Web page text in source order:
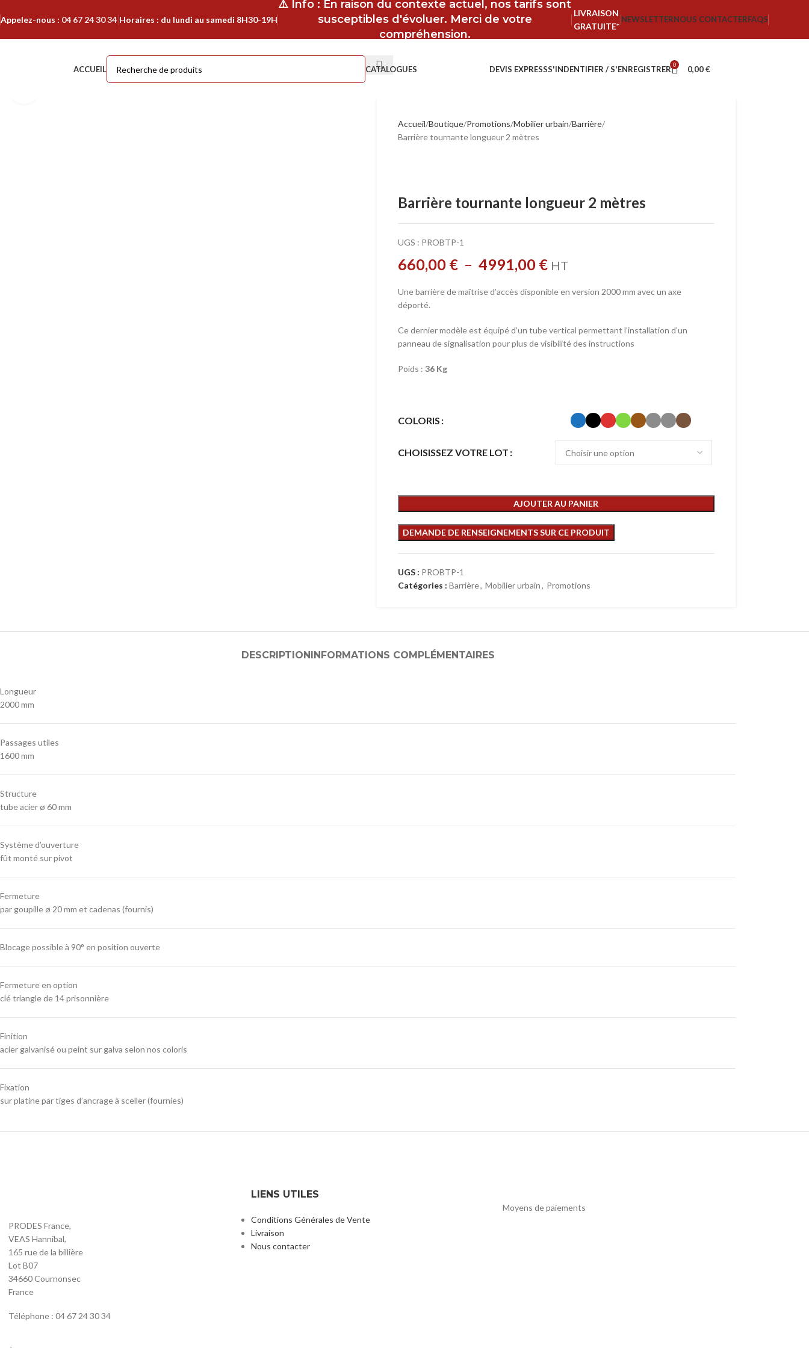
Appelez-nous : 04 67 24 30 34 Horaires : du lundi au samedi 8H30-19H
⚠️ Info : En raison du contexte actuel, nos tarifs sont
susceptibles d'évoluer. Merci de votre
compréhension.
LIVRAISON
GRATUITE*
NEWSLETTERNOUS CONTACTERFAQS
ACCUEIL CATALOGUES DEVIS EXPRESSS'INDENTIFIER / S'ENREGISTRER 0 0,00€
Accueil Boutique Promotions Mobilier urbain Barrière
Barrière tournante longueur 2 mètres
Barrière tournante longueur 2 mètres
UGS : PROBTP-1
660,00 € – 4991,00 € HT
Une barrière de maîtrise d’accès disponible en version 2000 mm avec un axe
déporté.
Ce dernier modèle est équipé d’un tube vertical permettant l’installation d’un
panneau de signalisation pour plus de visibilité des instructions
Poids : 36 Kg
COLORIS
CHOISISSEZ VOTRE LOT
AJOUTER AU PANIER
UGS : PROBTP-1
Catégories : Barrière, Mobilier urbain, Promotions
DESCRIPTIONINFORMATIONS COMPLÉMENTAIRES
Longueur
2000 mm
Passages utiles
1600 mm
Structure
tube acier ø 60 mm
Système d’ouverture
fût monté sur pivot
Fermeture
par goupille ø 20 mm et cadenas (fournis)
Blocage possible à 90° en position ouverte
Fermeture en option
clé triangle de 14 prisonnière
Finition
acier galvanisé ou peint sur galva selon nos coloris
Fixation
sur platine par tiges d’ancrage à sceller (fournies)
PRODES France,
VEAS Hannibal,
165 rue de la billière
Lot B07
34660 Cournonsec
France
Téléphone : 04 67 24 30 34
LIENS UTILES
Conditions Générales de Vente
Livraison
Nous contacter
Moyens de paiements